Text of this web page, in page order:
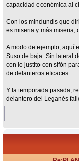
capacidad económica al
Con los mindundis que
es miseria y más miseria,
A modo de ejemplo, aquí
Suso de baja. Sin lateral
con lo justito con sifón
de delanteros eficaces.
Y la temporada pasada,
delantero del Leganés